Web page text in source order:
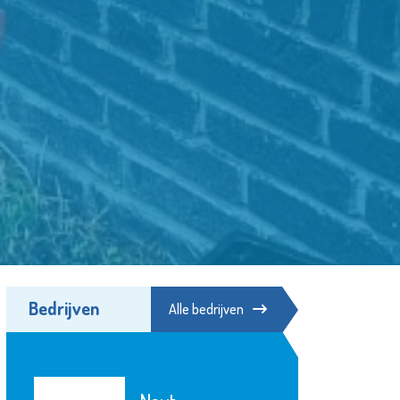
Bedrijven Alle bedrijven
De